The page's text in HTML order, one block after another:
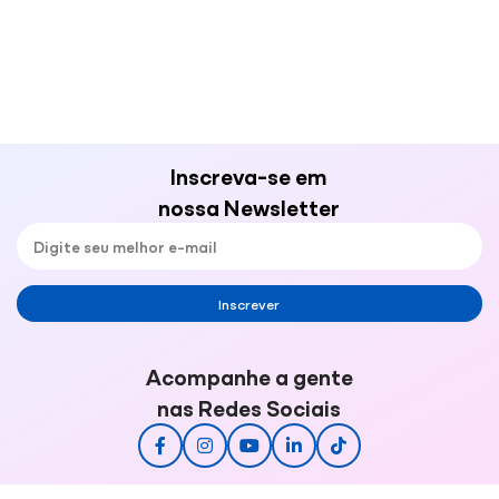
Inscreva-se em
nossa Newsletter
Inscrever
Acompanhe a gente
nas Redes Sociais